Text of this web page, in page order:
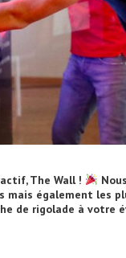
The Wall !
également les
de rigolade à votre